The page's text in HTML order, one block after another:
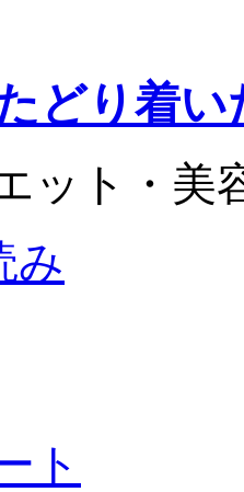
どり着
ット・美
み
ト